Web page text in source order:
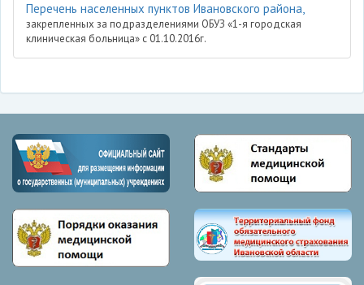
Перечень населенных пунктов Ивановского района,
закрепленных за подразделениями ОБУЗ «1-я городская
клиническая больница» с 01.10.2016г.